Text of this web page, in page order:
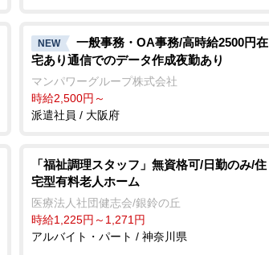
NEW
一般事務・OA事務/高時給2500円在
宅あり通信でのデータ作成夜勤あり
マンパワーグループ株式会社
時給2,500円～
派遣社員 / 大阪府
「福祉調理スタッフ」無資格可/日勤のみ/住
宅型有料老人ホーム
医療法人社団健志会/銀鈴の丘
時給1,225円～1,271円
アルバイト・パート / 神奈川県